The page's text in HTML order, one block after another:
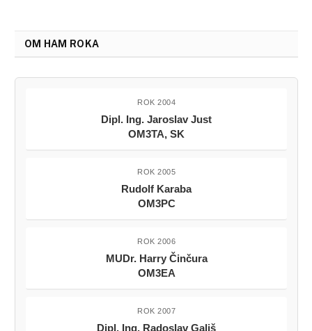
OM HAM ROKA
ROK 2004
Dipl. Ing. Jaroslav Just
OM3TA, SK
ROK 2005
Rudolf Karaba
OM3PC
ROK 2006
MUDr. Harry Činčura
OM3EA
ROK 2007
Dipl. Ing. Radoslav Gališ